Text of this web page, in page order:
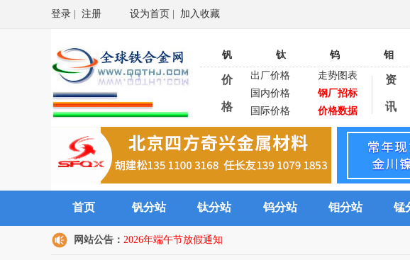
登录 注册 设为首页 加入收藏
钒 钛 钨 钼
价
格
出厂价格
走势图表
国内价格
钢厂招标
国际价格
价格数据
资
讯
首页 钒分站 钛分站 钨分站 钼分站 锰
网站公告： 2026年端午节放假通知